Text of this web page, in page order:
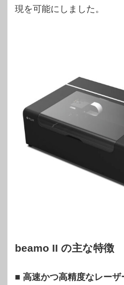
現を可能にしました。
beamo II の主な特徴
■ 高速かつ高精度なレーザ